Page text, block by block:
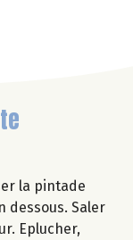
la pintade
dessous. Saler
Eplucher,